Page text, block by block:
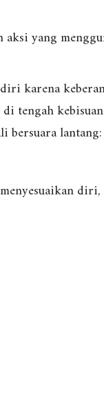
yang
karena
tengah
bersuara lantang: